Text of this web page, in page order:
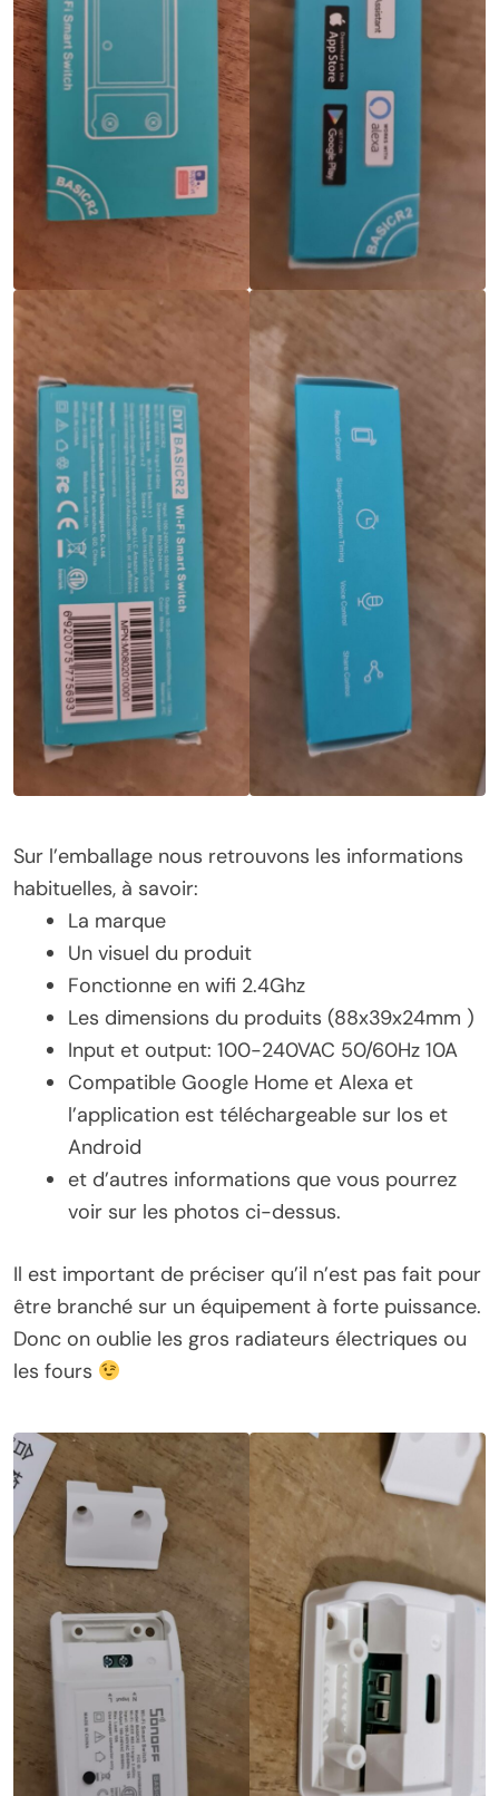
Sur l’emballage nous retrouvons les informations
habituelles, à savoir:
La marque
Un visuel du produit
Fonctionne en wifi 2.4Ghz
Les dimensions du produits (88x39x24mm )
Input et output: 100-240VAC 50/60Hz 10A
Compatible Google Home et Alexa et
l’application est téléchargeable sur Ios et
Android
et d’autres informations que vous pourrez
voir sur les photos ci-dessus.
Il est important de préciser qu’il n’est pas fait pour
être branché sur un équipement à forte puissance.
Donc on oublie les gros radiateurs électriques ou
les fours